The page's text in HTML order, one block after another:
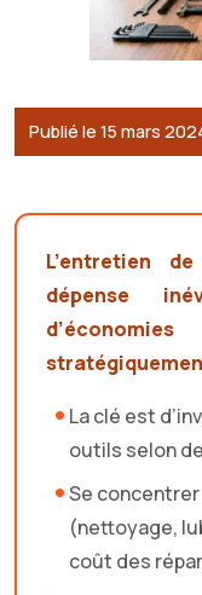
Publié le 15 mars
L’entretien
dépense
La clé est
outils selon
Se
(nettoyage,
coût des